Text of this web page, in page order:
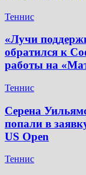
Теннис
«Лучи
обратился к
работы на
Теннис
Серена
попали в
US Open
Теннис